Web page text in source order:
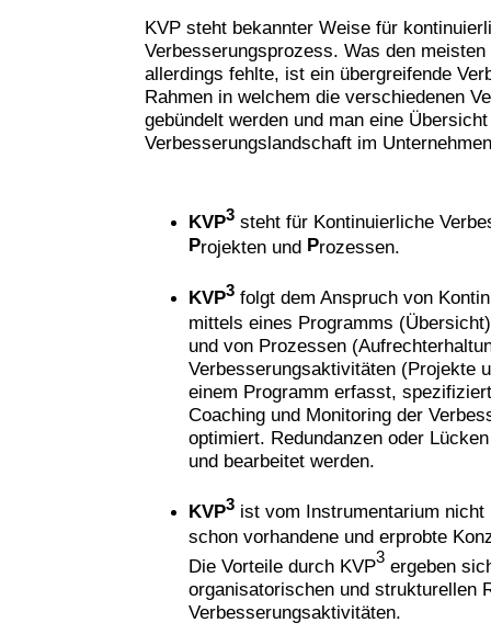
KVP steht bekannter Weise für
Verbesserungsprozess. Was den
allerdings fehlte, ist ein übergreifende
Rahmen in welchem die verschiedenen
gebündelt werden und man eine
Verbesserungslandschaft im
KVP3 steht für Kontinuierliche
Projekten und Prozessen.
KVP3 folgt dem Anspruch von
mittels eines Programms
und von Prozessen
Verbesserungsaktivitäten (Projekte
einem Programm erfasst,
Coaching und Monitoring der
optimiert. Redundanzen oder
und bearbeitet werden.
KVP3 ist vom Instrumentarium
schon vorhandene und erprobte
Die Vorteile durch KVP3 ergeben
organisatorischen und strukturellen
Verbesserungsaktivitäten.